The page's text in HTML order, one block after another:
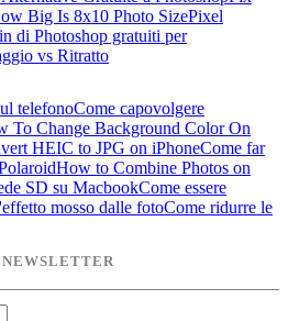
Big Is 8x10 Photo SizePixel
di Photoshop gratuiti per
vs Ritratto
telefonoCome capovolgere
To Change Background Color On
HEIC to JPG on iPhoneCome far
How to Combine Photos on
SD su MacbookCome essere
mosso dalle fotoCome ridurre le